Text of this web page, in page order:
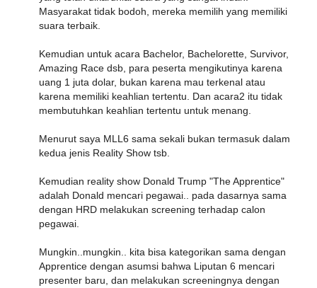
Masyarakat tidak bodoh, mereka memilih yang memiliki
suara terbaik.
Kemudian untuk acara Bachelor, Bachelorette, Survivor,
Amazing Race dsb, para peserta mengikutinya karena
uang 1 juta dolar, bukan karena mau terkenal atau
karena memiliki keahlian tertentu. Dan acara2 itu tidak
membutuhkan keahlian tertentu untuk menang.
Menurut saya MLL6 sama sekali bukan termasuk dalam
kedua jenis Reality Show tsb.
Kemudian reality show Donald Trump "The Apprentice"
adalah Donald mencari pegawai.. pada dasarnya sama
dengan HRD melakukan screening terhadap calon
pegawai.
Mungkin..mungkin.. kita bisa kategorikan sama dengan
Apprentice dengan asumsi bahwa Liputan 6 mencari
presenter baru, dan melakukan screeningnya dengan